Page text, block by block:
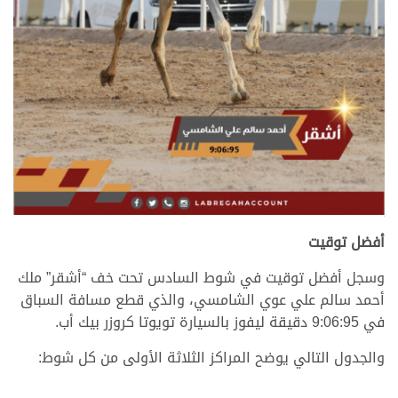
>
أفضل توقيت
وسجل أفضل توقيت في شوط السادس تحت خف “أشقر” ملك
أحمد سالم علي عوي الشامسي، والذي قطع مسافة السباق
في 9:06:95 دقيقة ليفوز بالسيارة تويوتا كروزر بيك أب.
والجدول التالي يوضح المراكز الثلاثة الأولى من كل شوط: